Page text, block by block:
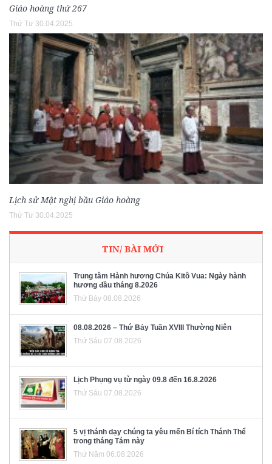
Giáo hoàng thứ 267
Thứ Tư 30.04.2025
Lịch sử Mật nghị bầu Giáo hoàng
Thứ Tư 30.04.2025
TIN/ BÀI MỚI
Trung tâm Hành hương Chúa Kitô Vua: Ngày hành
hương đầu tháng 8.2026
Thứ Bảy 08.08.2026
08.08.2026 – Thứ Bảy Tuần XVIII Thường Niên
Thứ Sáu 07.08.2026
Lịch Phụng vụ từ ngày 09.8 đến 16.8.2026
Thứ Sáu 07.08.2026
5 vị thánh dạy chúng ta yêu mến Bí tích Thánh Thể
trong tháng Tám này
Thứ Năm 06.08.2026